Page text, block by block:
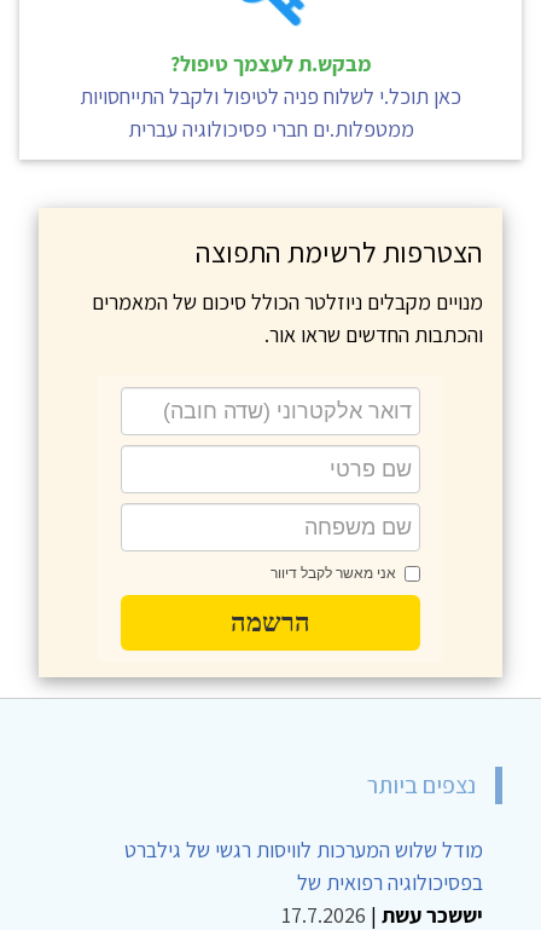
מבקש.ת לעצמך טיפול?
כאן תוכל.י לשלוח פניה לטיפול ולקבל התייחסויות
ממטפלות.ים חברי פסיכולוגיה עברית
הצטרפות לרשימת התפוצה
מנויים מקבלים ניוזלטר הכולל סיכום של המאמרים
והכתבות החדשים שראו אור.
אני מאשר לקבל דיוור
הרשמה
נצפים ביותר
מודל שלוש המערכות לוויסות רגשי של גילברט
בפסיכולוגיה רפואית של
יששכר עשת |
17.7.2026